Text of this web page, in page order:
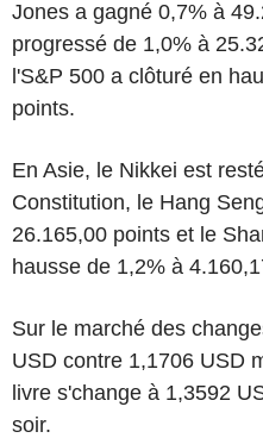
Jones a gagné 0,7% à
progressé de 1,0% à
l'S&P 500 a clôturé en
points.
En Asie, le Nikkei est
Constitution, le Hang
26.165,00 points et le
hausse de 1,2% à
Sur le marché des
USD contre 1,1706 USD
livre s'change à 1,3592
soir.